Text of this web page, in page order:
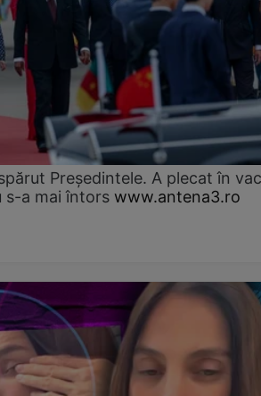
Președintele. A plecat în
s-a mai întors www.antena3.ro